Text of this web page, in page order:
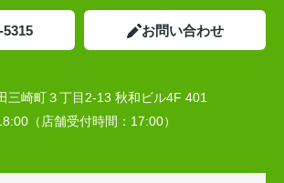
5315 お問い合わせ
三崎町３丁目2-13 秋和ビル4F 401
（店舗受付時間：17:00）